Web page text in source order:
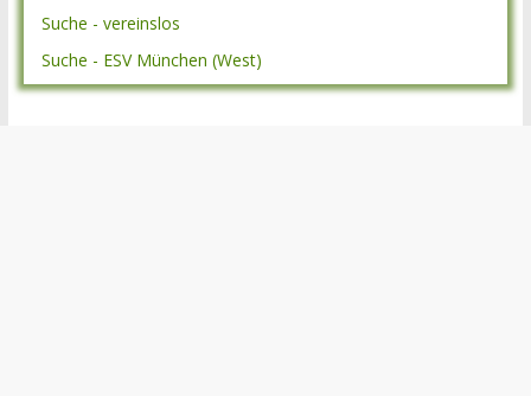
Suche - vereinslos
Suche - ESV München (West)